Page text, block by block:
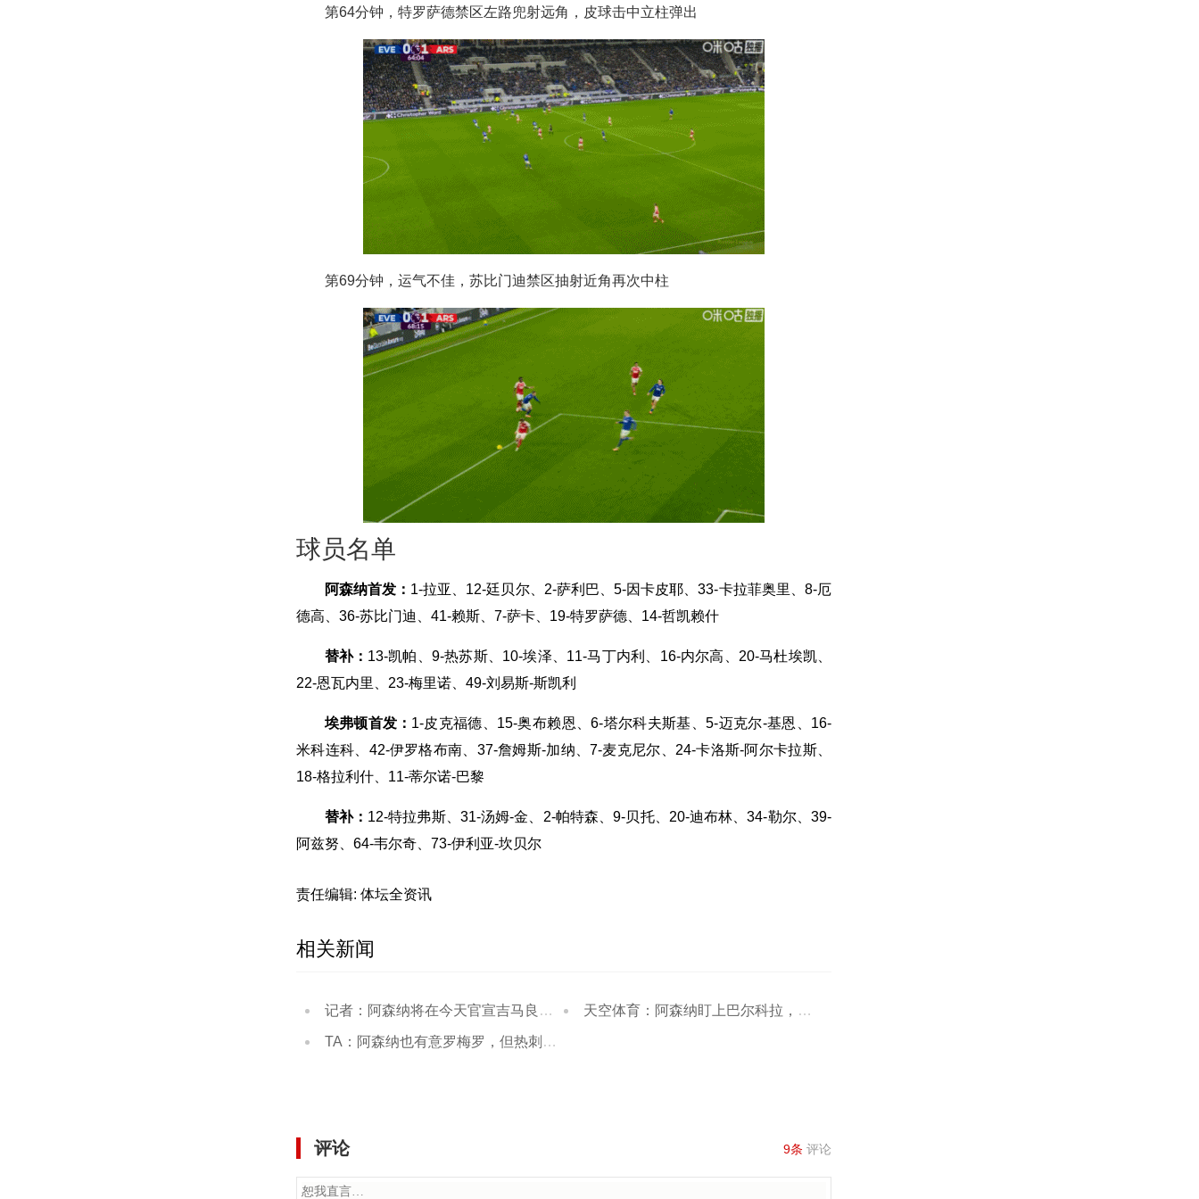
第64分钟，特罗萨德禁区左路兜射远角，皮球击中立柱弹出
第69分钟，运气不佳，苏比门迪禁区抽射近角再次中柱
球员名单
阿森纳首发： 1-拉亚、12-廷贝尔、2-萨利巴、5-因卡皮耶、33-卡拉菲奥里、8-厄
德高、36-苏比门迪、41-赖斯、7-萨卡、19-特罗萨德、14-哲凯赖什
替补： 13-凯帕、9-热苏斯、10-埃泽、11-马丁内利、16-内尔高、20-马杜埃凯、
22-恩瓦内里、23-梅里诺、49-刘易斯-斯凯利
埃弗顿首发： 1-皮克福德、15-奥布赖恩、6-塔尔科夫斯基、5-迈克尔-基恩、16-
米科连科、42-伊罗格布南、37-詹姆斯-加纳、7-麦克尼尔、24-卡洛斯-阿尔卡拉斯、
18-格拉利什、11-蒂尔诺-巴黎
替补： 12-特拉弗斯、31-汤姆-金、2-帕特森、9-贝托、20-迪布林、34-勒尔、39-
阿兹努、64-韦尔奇、73-伊利亚-坎贝尔
责任编辑: 体坛全资讯
相关新闻
记者：阿森纳将在今天官宣吉马良斯的加盟 天空体育：阿森纳盯上巴尔科拉，巴黎要价1.45亿镑成障碍
TA：阿森纳也有意罗梅罗，但热刺不愿意将球员卖给同城死敌
评论 9条 评论